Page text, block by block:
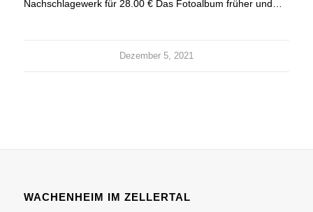
Nachschlagewerk für 28.00 € Das Fotoalbum früher und…
Dezember 5, 2021
WACHENHEIM IM ZELLERTAL